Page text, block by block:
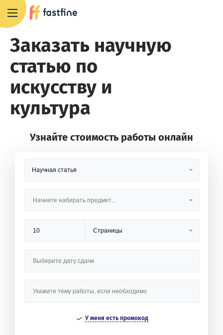
Заказать научную
статью по
искусству и
культура
Узнайте стоимость работы онлайн
У меня есть промокод